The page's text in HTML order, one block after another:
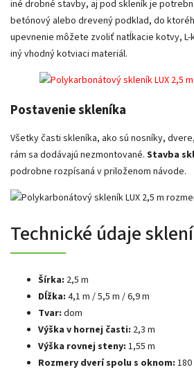
iné drobné stavby, aj pod skleník je
betónový alebo drevený podklad, do
upevnenie môžete zvoliť natĺkacie kotvy,
iný vhodný kotviaci materiál.
Postavenie skleníka
Všetky časti skleníka, ako sú nosníky,
rám sa dodávajú nezmontované. Stavba
podrobne rozpísaná v priloženom návode.
Technické údaje
Šírka: 2,5 m
Dĺžka: 4,1 m / 5,5 m / 6,9 m
Tvar: dom
Výška v hornej časti: 2,3 m
Výška rovnej steny: 1,55 m
Rozmery dverí spolu s oknom: